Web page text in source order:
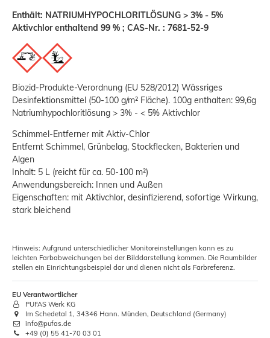
Enthält: NATRIUMHYPOCHLORITLÖSUNG > 3% - 5%
Aktivchlor enthaltend 99 % ; CAS-Nr. : 7681-52-9
Biozid-Produkte-Verordnung (EU 528/2012) Wässriges
Desinfektionsmittel (50-100 g/m² Fläche). 100g enthalten: 99,6g
Natriumhypochloritlösung > 3% - < 5% Aktivchlor
Schimmel-Entferner mit Aktiv-Chlor
Entfernt Schimmel, Grünbelag, Stockflecken, Bakterien und
Algen
Inhalt: 5 L (reicht für ca. 50-100 m²)
Anwendungsbereich: Innen und Außen
Eigenschaften: mit Aktivchlor, desinfizierend, sofortige Wirkung,
stark bleichend
Hinweis: Aufgrund unterschiedlicher Monitoreinstellungen kann es zu
leichten Farbabweichungen bei der Bilddarstellung kommen. Die Raumbilder
stellen ein Einrichtungsbeispiel dar und dienen nicht als Farbreferenz.
EU Verantwortlicher
PUFAS Werk KG
Im Schedetal 1, 34346 Hann. Münden, Deutschland (Germany)
info@pufas.de
+49 (0) 55 41-70 03 01